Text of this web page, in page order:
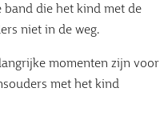
band die het kind met de
niet in de weg.
momenten zijn voor
met het kind